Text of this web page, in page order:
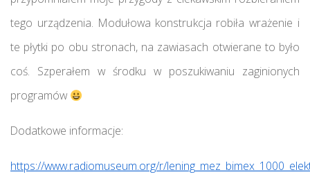
tego urządzenia. Modułowa konstrukcja robiła wrażenie i
te płytki po obu stronach, na zawiasach otwierane to było
coś. Szperałem w środku w poszukiwaniu zaginionych
programów
Dodatkowe informacje:
https://www.radiomuseum.org/r/